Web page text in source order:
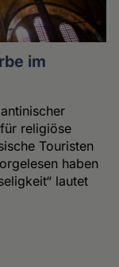
im
religiöse
Touristen
haben
lautet